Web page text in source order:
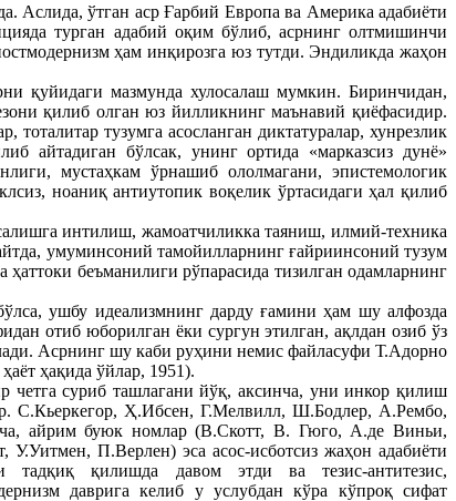
Аслида, ўтган аср Ғарбий Европа ва Америка адабиёти
турган адабий оқим бўлиб, асрнинг олтмишинчи
ҳам инқирозга юз тутди. Эндиликда жаҳон
қуйидаги мазмунда хулосалаш мумкин. Биринчидан,
қилиб олган юз йилликнинг маънавий қиёфасидир.
тузумга асосланган диктатуралар, хунрезлик
айтадиган бўлсак, унинг ортида «марказсиз дунё»
мустаҳкам ўрнашиб ололмагани, эпистемологик
ноаниқ антиутопик воқелик ўртасидаги ҳал қилиб
интилиш, жамоатчиликка таяниш, илмий-техника
умуминсоний тамойилларнинг ғайриинсоний тузум
беъманилиги рўпарасида тизилган одамларнинг
ушбу идеализмнинг дарду ғамини ҳам шу алфозда
отиб юборилган ёки сургун этилган, ақлдан озиб ўз
Асрнинг шу каби руҳини немис файласуфи Т.Адорно
ҳақида ўйлар, 1951).
четга суриб ташлагани йўқ, аксинча, уни инкор қилиш
С.Кьеркегор, Ҳ.Ибсен, Г.Мелвилл, Ш.Бодлер, А.Рембо,
айрим буюк номлар (В.Скотт, В. Гюго, А.де Виньи,
П.Верлен) эса асос-исботсиз жаҳон адабиёти
қилишда давом этди ва тезис-антитезис,
даврига келиб у услубдан кўра кўпроқ сифат